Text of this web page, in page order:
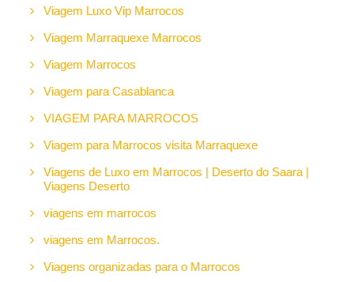
Viagem Luxo Vip Marrocos
Viagem Marraquexe Marrocos
Viagem Marrocos
Viagem para Casablanca
VIAGEM PARA MARROCOS
Viagem para Marrocos visita Marraquexe
Viagens de Luxo em Marrocos | Deserto do Saara |
Viagens Deserto
viagens em marrocos
viagens em Marrocos.
Viagens organizadas para o Marrocos